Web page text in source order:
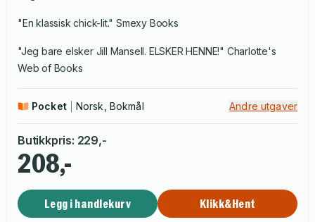
"En klassisk chick-lit." Smexy Books
"Jeg bare elsker Jill Mansell. ELSKER HENNE!" Charlotte's
Web of Books
Pocket Norsk, Bokmål Andre utgaver
Butikkpris: 229,-
208,-
Legg i handlekurv Klikk&Hent